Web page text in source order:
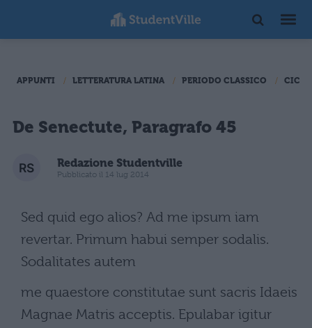
APPUNTI LETTERATURA LATINA PERIODO CLASSICO
De Senectute, Paragrafo 45
Redazione Studentville
Pubblicato il 14 lug 2014
Sed quid ego alios? Ad me ipsum iam
revertar. Primum habui semper sodalis.
Sodalitates autem
me quaestore constitutae sunt sacris Idaeis
Magnae Matris acceptis. Epulabar igitur